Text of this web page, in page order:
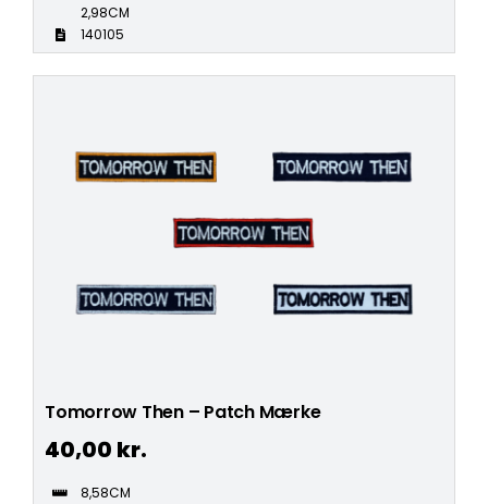
2,98CM
140105
Tomorrow Then – Patch Mærke
40,00 kr.
8,58CM